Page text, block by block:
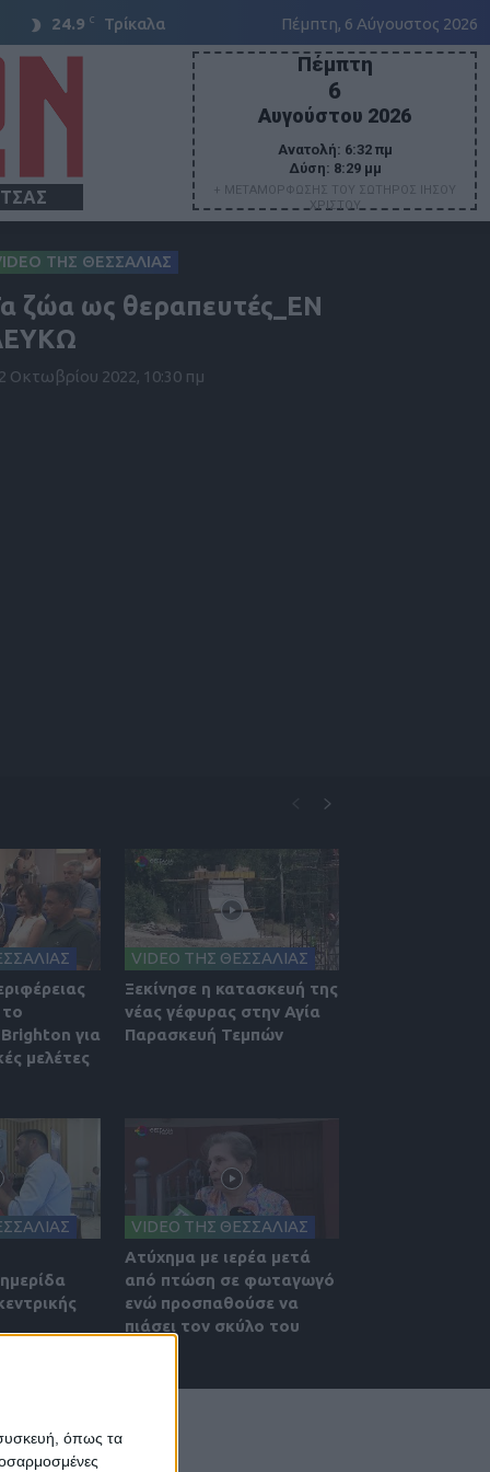
όπως τα
24.9 C Τρίκαλα Πέμπτη, 6 Αύγουστος 2026
Πέμπτη
6
Αυγούστου 2026
Ανατολή: 6:32 πμ
Δύση: 8:29 μμ
+ ΜΕΤΑΜΟΡΦΩΣΗΣ ΤΟΥ ΣΩΤΗΡΟΣ ΙΗΣΟΥ
ΧΡΙΣΤΟΥ
ΤΗΣ ΘΕΣΣΑΛΙΑΣ
ζώα ως θεραπευτές_ΕΝ
Οκτωβρίου 2022, 10:30 πμ
για
μελέτες
VIDEO ΤΗΣ ΘΕΣΣΑΛΙΑΣ
Ξεκίνησε η κατασκευή της
νέας γέφυρας στην Αγία
Παρασκευή Τεμπών
VIDEO ΤΗΣ ΘΕΣΣΑΛΙΑΣ
Ατύχημα με ιερέα μετά
από πτώση σε φωταγωγό
ενώ προσπαθούσε να
πιάσει τον σκύλο του